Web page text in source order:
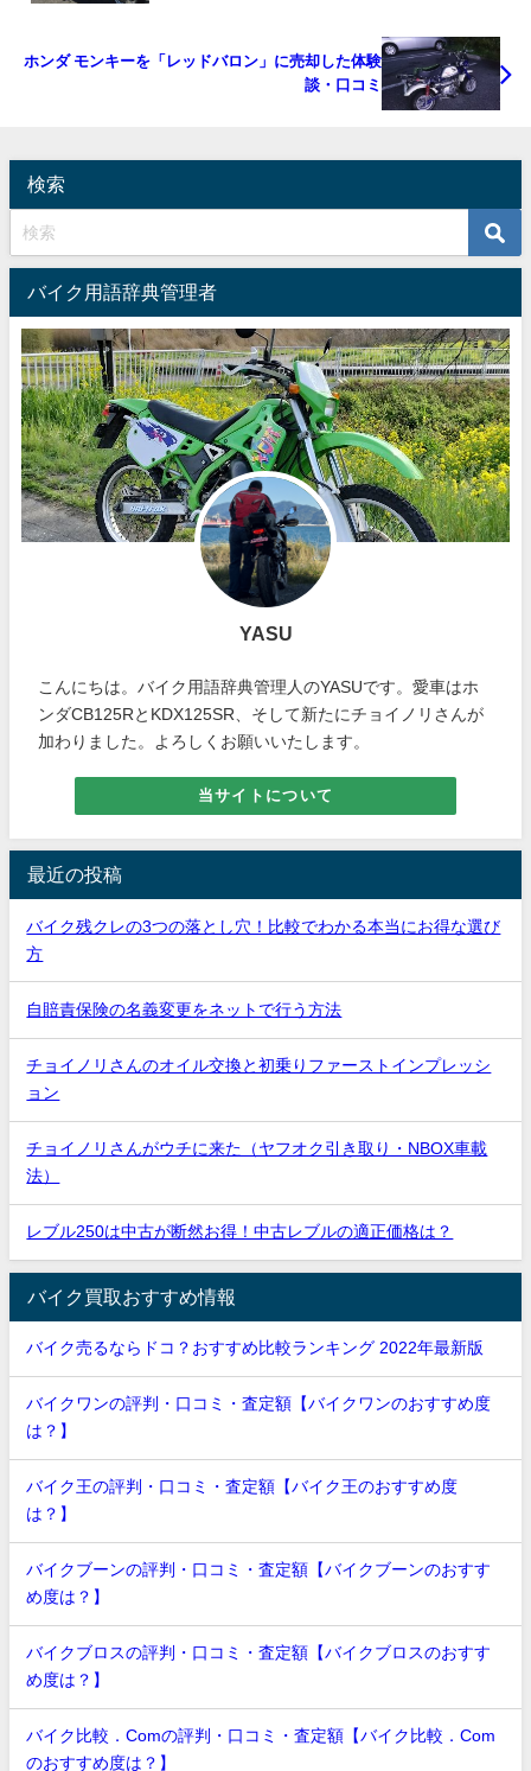
ホンダ モンキーを「レッドバロン」に売却した体験
談・口コミ
検索
バイク用語辞典管理者
YASU
こんにちは。バイク用語辞典管理人のYASUです。愛車はホ
ンダCB125RとKDX125SR、そして新たにチョイノリさんが
加わりました。よろしくお願いいたします。
当サイトについて
最近の投稿
バイク残クレの3つの落とし穴！比較でわかる本当にお得な選び
方
自賠責保険の名義変更をネットで行う方法
チョイノリさんのオイル交換と初乗りファーストインプレッシ
ョン
チョイノリさんがウチに来た（ヤフオク引き取り・NBOX車載
法）
レブル250は中古が断然お得！中古レブルの適正価格は？
バイク買取おすすめ情報
バイク売るならドコ？おすすめ比較ランキング 2022年最新版
バイクワンの評判・口コミ・査定額【バイクワンのおすすめ度
は？】
バイク王の評判・口コミ・査定額【バイク王のおすすめ度
は？】
バイクブーンの評判・口コミ・査定額【バイクブーンのおすす
め度は？】
バイクブロスの評判・口コミ・査定額【バイクブロスのおすす
め度は？】
バイク比較．Comの評判・口コミ・査定額【バイク比較．Com
のおすすめ度は？】